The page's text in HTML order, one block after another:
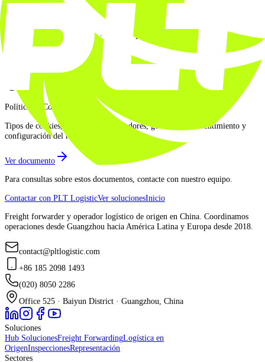
Términos de Servicio
Condiciones de prestación de servicios logísticos, responsabilidad, fuerza
mayor y resolución de disputas.
Ver documento
Política de Cookies
Tipos de cookies, finalidades, proveedores, gestión del consentimiento y
configuración del navegador.
Ver documento
Para consultas sobre estos documentos, contacte con nuestro equipo.
Contactar con PLT LogisticVer solucionesInicio
Freight forwarder y operador logístico de origen en China. Coordinamos
operaciones desde Guangzhou hacia América Latina y Europa desde 2018.
contact@pltlogistic.com
+86 185 2098 1493
(020) 8050 2286
Office 525 · Baiyun District · Guangzhou, China
Soluciones
Hub SolucionesFreight ForwardingLogística en
OrigenInspeccionesRepresentación
Sectores